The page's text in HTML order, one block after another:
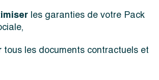
les garanties de votre Pack
tous les documents contractuels et